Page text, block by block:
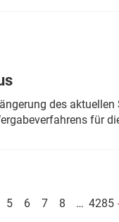
des
für
5 6 7 8 … 4285